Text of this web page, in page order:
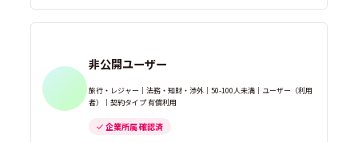
非公開ユーザー
旅行・レジャー｜法務・知財・渉外｜50-100人未満｜ユーザー（利用
者）｜契約タイプ 有償利用
企業所属 確認済